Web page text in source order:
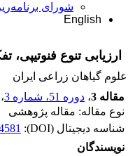
شورای
English
ارزیابی تنوع
علوم گیاهان زراعی ایران
مقاله 3
، دوره 51، شماره 3 ،
نوع مقاله: مقاله پژوهشی
شناسه دیجیتال (DOI):
نویسندگان